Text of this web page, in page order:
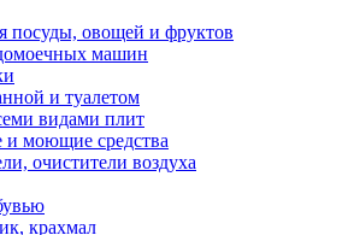
посуды, овощей и фруктов
машин
и туалетом
видами плит
и моющие средства
очистители воздуха
крахмал